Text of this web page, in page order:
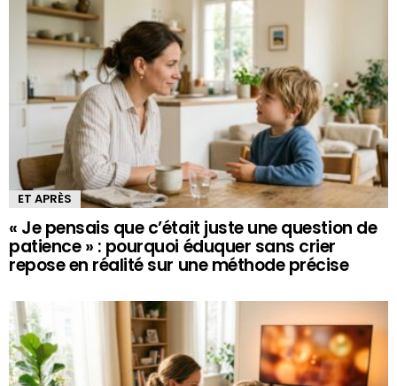
ET APRÈS
« Je pensais que c’était juste une question de
patience » : pourquoi éduquer sans crier
repose en réalité sur une méthode précise